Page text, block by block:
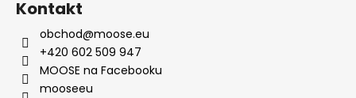
Kontakt
obchod@moose.eu
+420 602 509 947
MOOSE na Facebooku
mooseeu